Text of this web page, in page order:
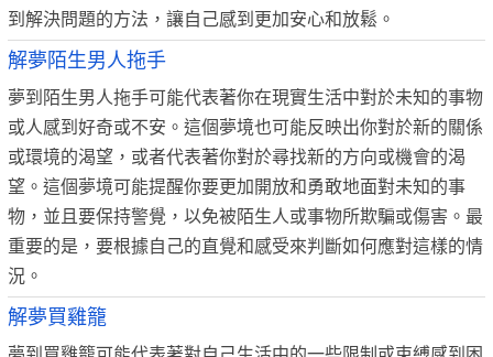
到解決問題的方法，讓自己感到更加安心和放鬆。
解夢陌生男人拖手
夢到陌生男人拖手可能代表著你在現實生活中對於未知的事物
或人感到好奇或不安。這個夢境也可能反映出你對於新的關係
或環境的渴望，或者代表著你對於尋找新的方向或機會的渴
望。這個夢境可能提醒你要更加開放和勇敢地面對未知的事
物，並且要保持警覺，以免被陌生人或事物所欺騙或傷害。最
重要的是，要根據自己的直覺和感受來判斷如何應對這樣的情
況。
解夢買雞籠